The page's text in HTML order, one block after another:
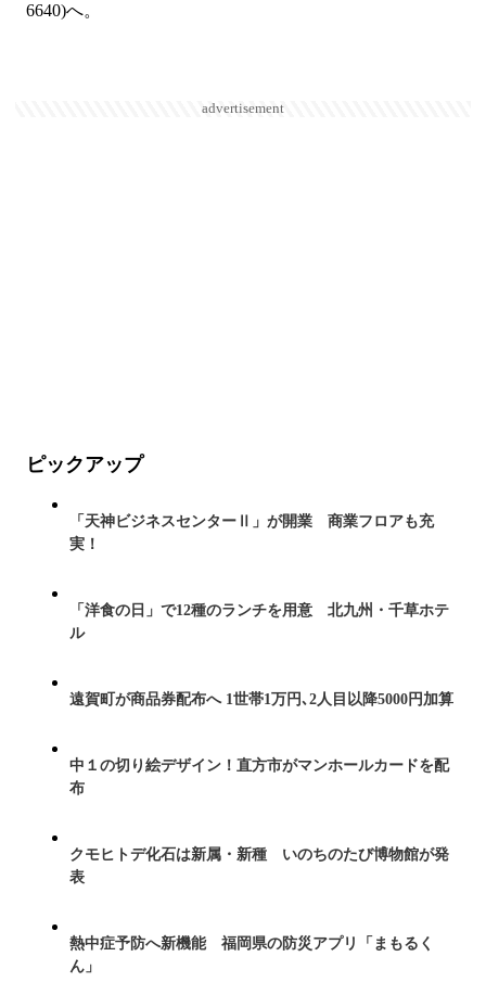
6640)へ。
advertisement
ピックアップ
「天神ビジネスセンターⅡ」が開業 商業フロアも充
実！
「洋食の日」で12種のランチを用意 北九州・千草ホテ
ル
遠賀町が商品券配布へ 1世帯1万円､2人目以降5000円加算
中１の切り絵デザイン！直方市がマンホールカードを配
布
クモヒトデ化石は新属・新種 いのちのたび博物館が発
表
熱中症予防へ新機能 福岡県の防災アプリ「まもるく
ん」